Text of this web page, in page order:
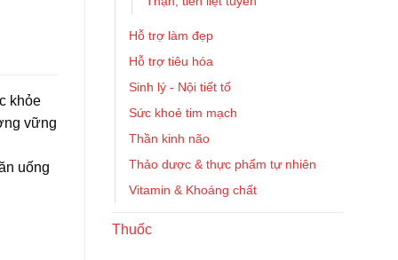
Hỗ trợ làm đẹp
Hỗ trợ tiêu hóa
Sinh lý - Nội tiết tố
Sức khoẻ tim mạch
Thần kinh não
Thảo dược & thực phẩm tự nhiên
Vitamin & Khoáng chất
Thuốc
khỏe
vững
uống